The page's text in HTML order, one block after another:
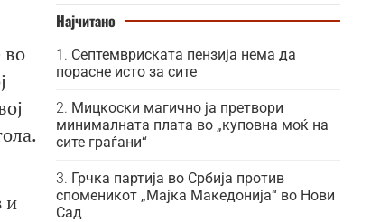
во
и
Најчитано
Септемвриската пензија нема да
порасне исто за сите
Мицкоски магично ја претвори
минималната плата во „куповна моќ на
сите граѓани“
Грчка партија во Србија против
споменикот „Мајка Македонија“ во Нови
Сад